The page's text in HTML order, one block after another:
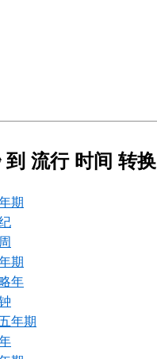
到 流行 时间 转换
期
期
年
年期